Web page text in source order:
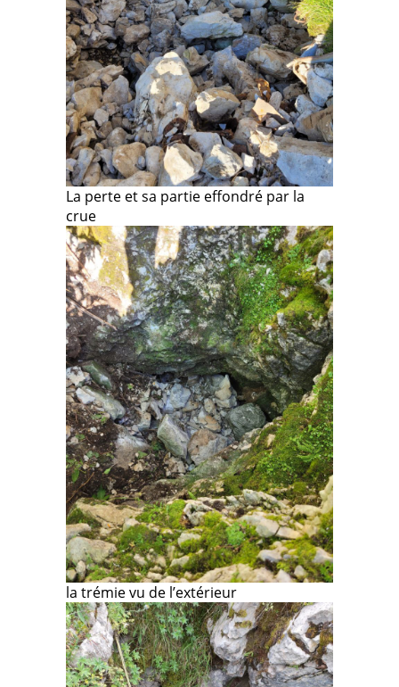
La perte et sa partie effondré par la
crue
la trémie vu de l’extérieur